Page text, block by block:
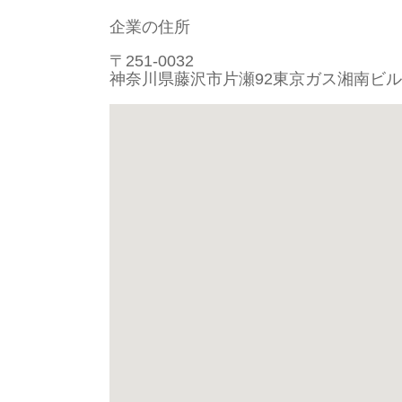
企業の住所
〒251-0032
神奈川県藤沢市片瀬92東京ガス湘南ビ